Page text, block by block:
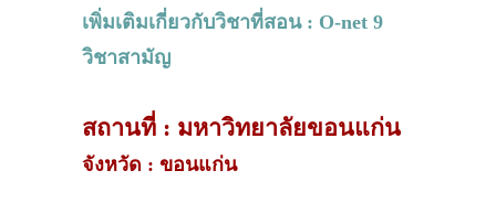
เพิ่มเติมเกี่ยวกับวิชาที่สอน : O-net 9
วิชาสามัญ
สถานที่ : มหาวิทยาลัยขอนแก่น
จังหวัด : ขอนแก่น